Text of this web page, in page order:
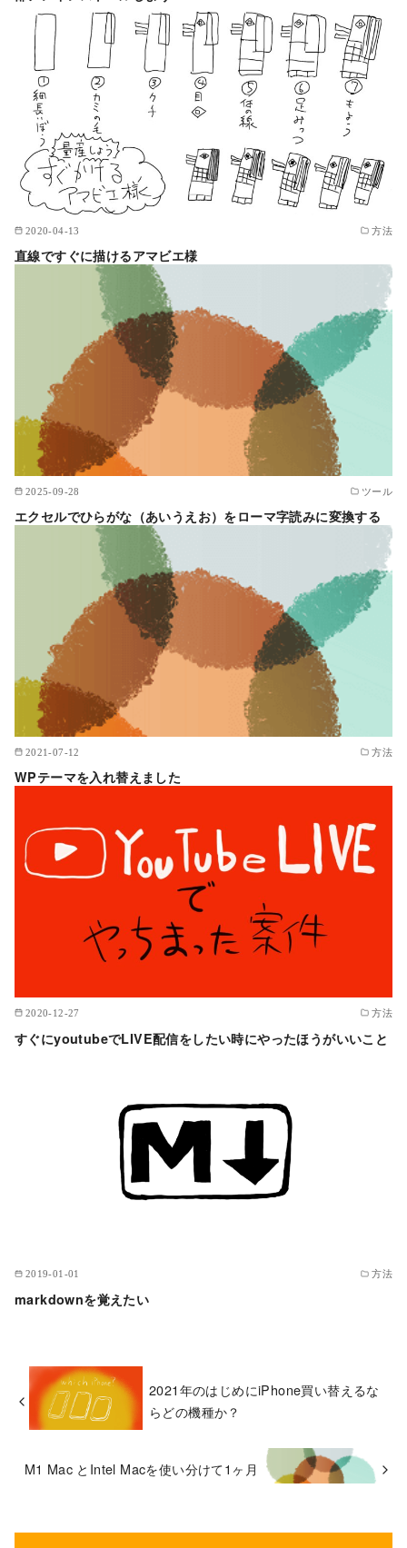
2020-04-13 方法
直線ですぐに描けるアマビエ様
2025-09-28 ツール
エクセルでひらがな（あいうえお）をローマ字読みに変換する
2021-07-12 方法
WPテーマを入れ替えました
2020-12-27 方法
すぐにyoutubeでLIVE配信をしたい時にやったほうがいいこと
2019-01-01 方法
markdownを覚えたい
2021年のはじめにiPhone買い替えるな
らどの機種か？
M1 Mac とIntel Macを使い分けて1ヶ月